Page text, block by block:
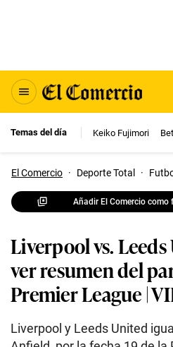
Temas del día Keiko Fujimori
El Comercio · Deporte Total ·
Añadir El Comercio como
Liverpool vs.
ver resumen del
Premier League |
Liverpool y Leeds United